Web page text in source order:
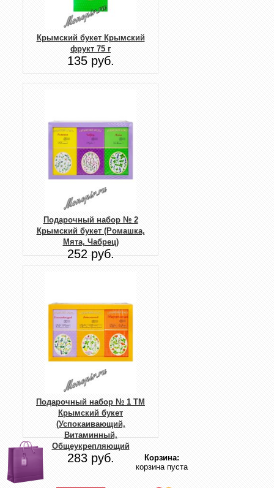
Крымский букет Крымский
фрукт 75 г
135 руб.
Подарочный набор № 2
Крымский букет (Ромашка,
Мята, Чабрец)
252 руб.
Подарочный набор № 1 ТМ
Крымский букет
(Успокаивающий,
Витаминный,
Общеукрепляющий
283 руб.
Корзина:
корзина пуста